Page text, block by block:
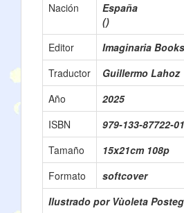
Nación
España
()
Editor
Imaginaria Books
Traductor
Guillermo Lahoz
Año
2025
ISBN
979-133-87722-
Tamaño
15x21cm 108p
Formato
softcover
Ilustrado por Vùoleta